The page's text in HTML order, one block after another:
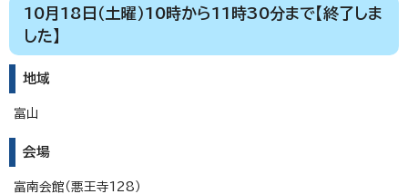
10月18日（土曜）10時から11時30分まで【終了しま
した】
地域
富山
会場
富南会館（悪王寺128）